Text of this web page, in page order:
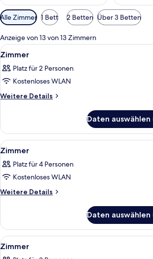
Verfügbare
Filter
für
Zimmer
Alle Zimmer 1 Bett 2 Betten Über 3 Betten
Anzeige von 13 von 13 Zimmern
Alle
Fotos
für
Zimmer
anzeigen
Ein
5
Zimmer
Platz für 2 Personen
Kostenloses WLAN
Weitere Details
Weitere
Daten auswählen
Alle
Fotos
für
Zimmer
anzeigen
Ein
13
Zimmer
Platz für 4 Personen
Kostenloses WLAN
Weitere Details
Weitere
Daten auswählen
Alle
Fotos
Ein
4
Zimmer